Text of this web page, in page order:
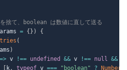
て、boolean は数値に直して送る
= { } )
{
(
)
=> v !== undefined && v !== null &&
k, typeof v === "boolean" ? Number